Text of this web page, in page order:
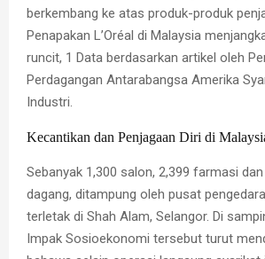
berkembang ke atas produk-produk
Penapakan L’Oréal di Malaysia
runcit, 1 Data berdasarkan artikel oleh
Perdagangan Antarabangsa Amerika
Industri.
Kecantikan dan Penjagaan Diri di
Sebanyak 1,300 salon, 2,399 farmasi
dagang, ditampung oleh pusat
terletak di Shah Alam, Selangor. Di
Impak Sosioekonomi tersebut turut